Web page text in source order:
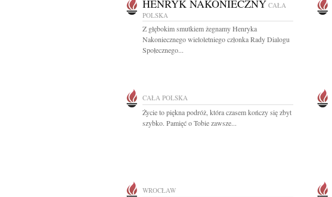
HENRYK NAKONIECZNY CAŁA
POLSKA
Z głębokim smutkiem żegnamy Henryka
Nakoniecznego wieloletniego członka Rady Dialogu
Społecznego...
CAŁA POLSKA
Życie to piękna podróż, która czasem kończy się zbyt
szybko. Pamięć o Tobie zawsze...
WROCŁAW